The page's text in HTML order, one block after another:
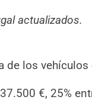
actualizados.
de los
€, 25%